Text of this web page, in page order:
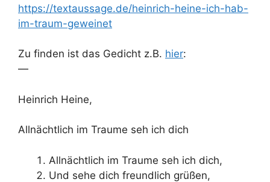
https://textaussage.de/heinrich-heine-ich-hab-
im-traum-geweinet
Zu finden ist das Gedicht z.B. hier:
—
Heinrich Heine,
Allnächtlich im Traume seh ich dich
Allnächtlich im Traume seh ich dich,
Und sehe dich freundlich grüßen,